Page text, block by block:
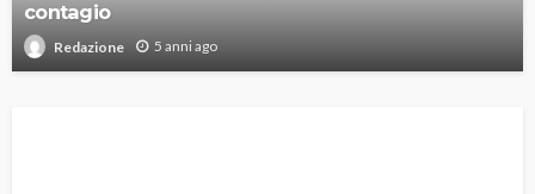
contagio
Redazione 5 anni ago